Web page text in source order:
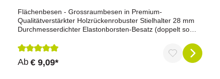
Flächenbesen - Grossraumbesen in Premium-
Qualitätverstärkter Holzrückenrobuster Stielhalter 28 mm
Durchmesserdichter Elastonborsten-Besatz (doppelt so
strapazierfähigpassender Stiel: 410035
Durchschnittliche Bewertung von 5 von 5 Sternen
Ab € 9,09*